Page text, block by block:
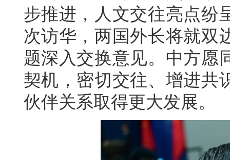
步推进，人文交往亮点纷
次访华，两国外长将就双
题深入交换意见。中方愿
契机，密切交往、增进共
伙伴关系取得更大发展。